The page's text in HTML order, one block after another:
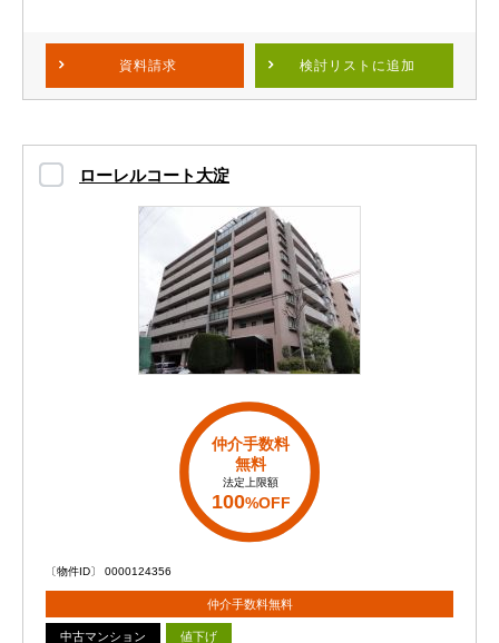
資料請求 検討リスト に追加
ローレルコート大淀
仲介手数料
無料
法定上限額
100%OFF
〔物件ID〕 0000124356
仲介手数料無料
中古マンション 値下げ